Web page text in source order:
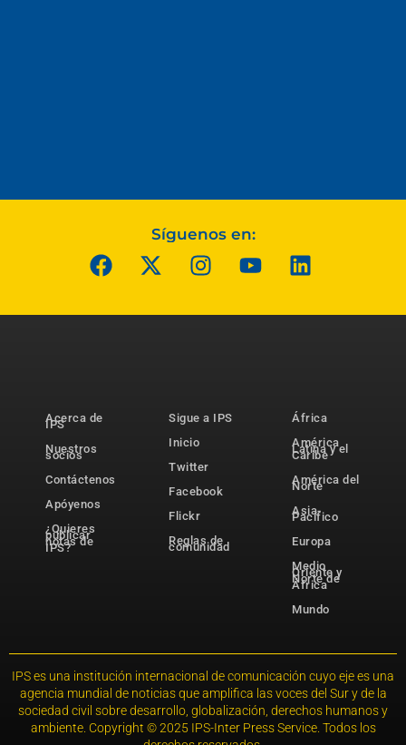
Síguenos en:
Acerca de
IPS
Nuestros
socios
Contáctenos
Apóyenos
¿Quieres
publicar
notas de
IPS?
Sigue a IPS
Inicio
Twitter
Facebook
Flickr
Reglas de
comunidad
África
América
Latina y el
Caribe
América del
Norte
Asia-
Pacífico
Europa
Medio
Oriente y
Norte de
África
Mundo
IPS es una institución internacional de comunicación cuyo eje es una
agencia mundial de noticias que amplifica las voces del Sur y de la
sociedad civil sobre desarrollo, globalización, derechos humanos y
ambiente. Copyright © 2025 IPS-Inter Press Service. Todos los